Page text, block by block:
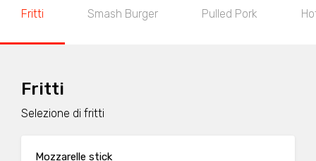
Fritti Smash Burger Pulled Pork
Fritti
Selezione di fritti
Mozzarelle stick